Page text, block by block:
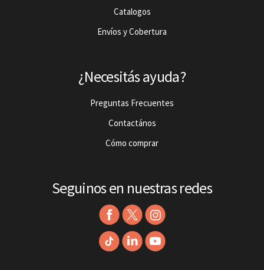
Catalogos
Envíos y Cobertura
¿Necesitás ayuda?
Preguntas Frecuentes
Contactános
Cómo comprar
Seguinos en nuestras redes